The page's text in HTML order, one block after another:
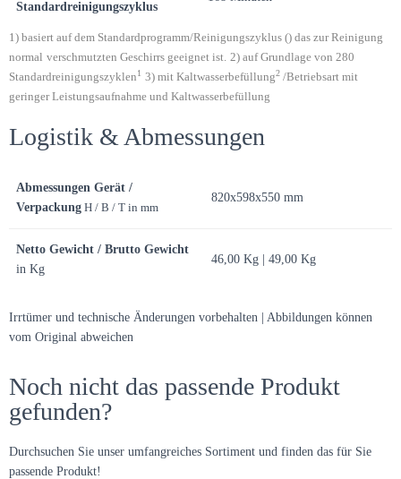
Standardreinigungszyklus
1) basiert auf dem Standardprogramm/Reinigungszyklus () das zur Reinigung
normal verschmutzten Geschirrs geeignet ist. 2) auf Grundlage von 280
Standardreinigungszyklen1 3) mit Kaltwasserbefüllung2 /Betriebsart mit
geringer Leistungsaufnahme und Kaltwasserbefüllung
Logistik & Abmessungen
Abmessungen Gerät /
Verpackung H / B / T in mm
820x598x550 mm
Netto Gewicht / Brutto Gewicht
in Kg
46,00 Kg | 49,00 Kg
Irrtümer und technische Änderungen vorbehalten | Abbildungen können
vom Original abweichen
Noch nicht das passende Produkt
gefunden?
Durchsuchen Sie unser umfangreiches Sortiment und finden das für Sie
passende Produkt!